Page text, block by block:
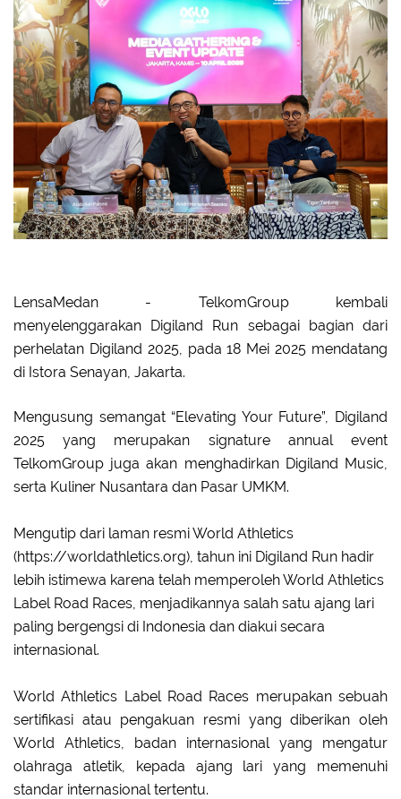
LensaMedan - TelkomGroup kembali
menyelenggarakan Digiland Run sebagai bagian dari
perhelatan Digiland 2025, pada 18 Mei 2025 mendatang
di Istora Senayan, Jakarta.
Mengusung semangat “Elevating Your Future”, Digiland
2025 yang merupakan signature annual event
TelkomGroup juga akan menghadirkan Digiland Music,
serta Kuliner Nusantara dan Pasar UMKM.
Mengutip dari laman resmi World Athletics
(https://worldathletics.org), tahun ini Digiland Run hadir
lebih istimewa karena telah memperoleh World Athletics
Label Road Races, menjadikannya salah satu ajang lari
paling bergengsi di Indonesia dan diakui secara
internasional.
World Athletics Label Road Races merupakan sebuah
sertifikasi atau pengakuan resmi yang diberikan oleh
World Athletics, badan internasional yang mengatur
olahraga atletik, kepada ajang lari yang memenuhi
standar internasional tertentu.